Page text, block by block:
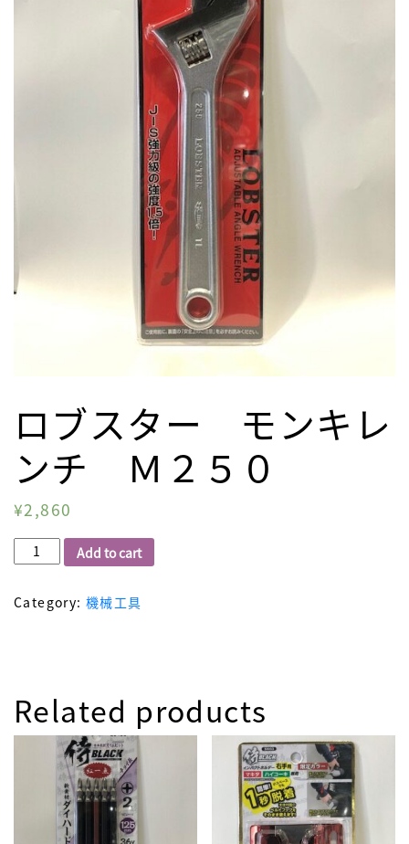
ロブスター モンキレ
ンチ Ｍ２５０
¥2,860
ブ
タ
レ
ン
Add to cart
Category:機械工具
Related products